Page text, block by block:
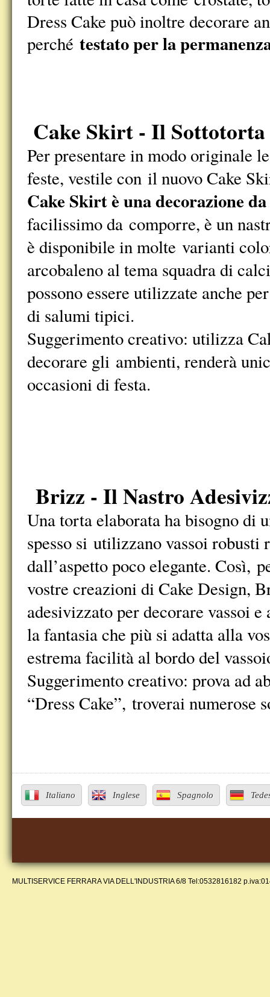
Dress Cake può inoltre decorare
perché testato per la
Cake Skirt - Il Sottotorta
Per presentare in modo originale
feste, vestile con il nuovo Cake
Cake Skirt è una decorazione
facilissimo da comporre, è un
è disponibile in molte varianti
arcobaleno al tema squadra di
possono essere utilizzate anche
di salumi tipici.
Suggerimento creativo: utilizza
decorare gli ambienti, renderà
occasioni di festa.
Brizz - Il Nastro
Una torta elaborata ha bisogno di
spesso si utilizzano vassoi
dall’aspetto poco elegante. Così,
vostre creazioni di Cake Design,
adesivizzato per decorare vassoi
la fantasia che più si adatta alla
estrema facilità al bordo del
Suggerimento creativo: prova ad
“Dress Cake”, troverai numerose
Italiano Inglese Spagnolo
MULTISERVICE FERRARA VIA DELL'INDUSTRIA 6/8 Tel:0532816182